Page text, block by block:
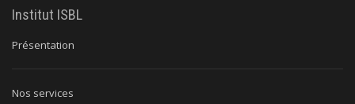
Institut ISBL
Présentation
Nos services